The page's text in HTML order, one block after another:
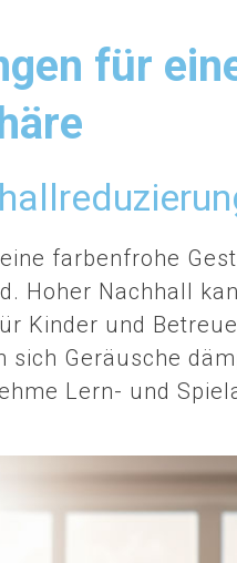
für
farbenfrohe
Hoher Nachhall
Kinder und
sich Geräusche
Lern- und